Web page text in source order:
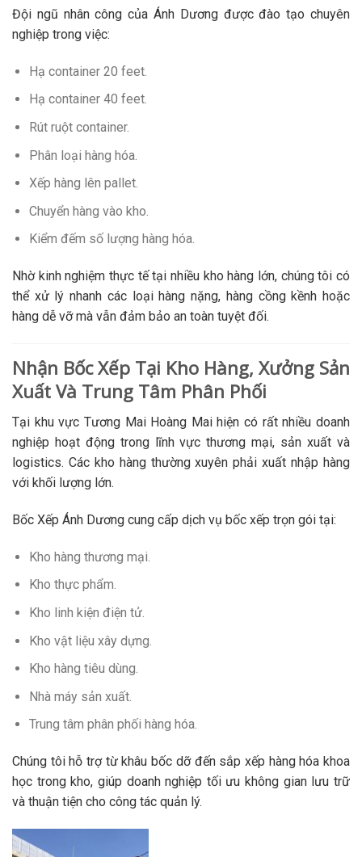
Đội ngũ nhân công của Ánh Dương được đào tạo chuyên
nghiệp trong việc:
Hạ container 20 feet.
Hạ container 40 feet.
Rút ruột container.
Phân loại hàng hóa.
Xếp hàng lên pallet.
Chuyển hàng vào kho.
Kiểm đếm số lượng hàng hóa.
Nhờ kinh nghiệm thực tế tại nhiều kho hàng lớn, chúng tôi có
thể xử lý nhanh các loại hàng nặng, hàng cồng kềnh hoặc
hàng dễ vỡ mà vẫn đảm bảo an toàn tuyệt đối.
Nhận Bốc Xếp Tại Kho Hàng, Xưởng Sản
Xuất Và Trung Tâm Phân Phối
Tại khu vực Tương Mai Hoàng Mai hiện có rất nhiều doanh
nghiệp hoạt động trong lĩnh vực thương mại, sản xuất và
logistics. Các kho hàng thường xuyên phải xuất nhập hàng
với khối lượng lớn.
Bốc Xếp Ánh Dương cung cấp dịch vụ bốc xếp trọn gói tại:
Kho hàng thương mại.
Kho thực phẩm.
Kho linh kiện điện tử.
Kho vật liệu xây dựng.
Kho hàng tiêu dùng.
Nhà máy sản xuất.
Trung tâm phân phối hàng hóa.
Chúng tôi hỗ trợ từ khâu bốc dỡ đến sắp xếp hàng hóa khoa
học trong kho, giúp doanh nghiệp tối ưu không gian lưu trữ
và thuận tiện cho công tác quản lý.